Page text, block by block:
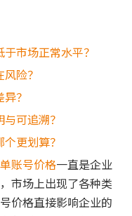
市场正常水平？
险？
？
可追溯？
更划算？
账号价格一直是企业
市场上出现了各种类
价格直接影响企业的